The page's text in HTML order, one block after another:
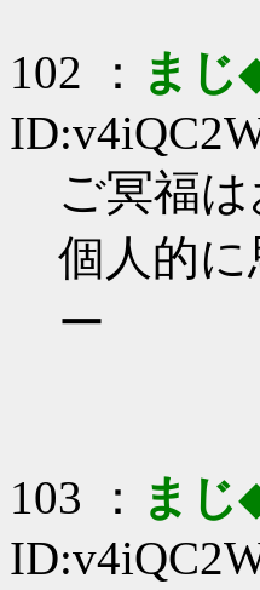
102 ： まじ
ご冥福
個人的
ー
103 ： まじ